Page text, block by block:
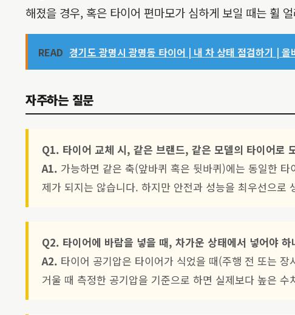
해졌을 경우, 혹은 타이어 편마모가 심하게 보일 때는 휠
READ 경기도 광명시 광명동 타이어 | 내 차 상태 점검하기 |
자주하는 질문
Q1. 타이어 교체 시, 같은 브랜드, 같은 모델의 타이어로
A1. 가능하면 같은 축(앞바퀴 혹은 뒷바퀴)에는 동일한
제가 되지는 않습니다. 하지만 안전과 성능을 최우선으로
Q2. 타이어에 바람을 넣을 때, 차가운 상태에서 넣어야
A2. 타이어 공기압은 타이어가 식었을 때(주행 전 또는
거울 때 측정한 공기압을 기준으로 하면 실제보다 높은 수